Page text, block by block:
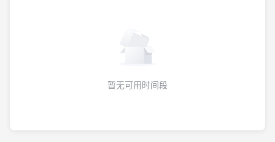
暂无可用时间段